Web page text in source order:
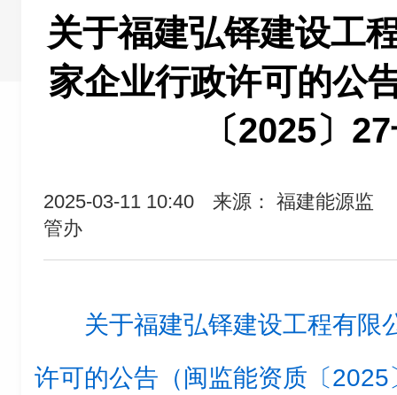
关于福建弘铎建设工
家企业行政许可的公
〔2025〕
2025-03-11 10:40
来源： 福建能源监
管办
关于福建弘铎建设工程有限
许可的公告（闽监能资质〔2025